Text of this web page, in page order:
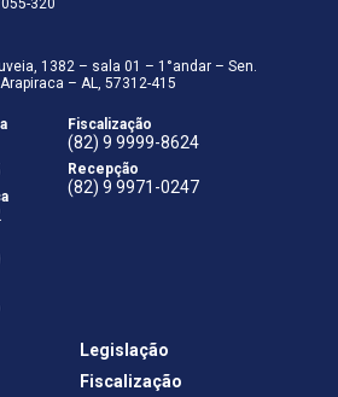
320
1382 – sala 01 – 1°andar – Sen.
– AL, 57312-415
Fiscalização
(82) 9 9999-8624
Recepção
(82) 9 9971-0247
Legislação
Fiscalização